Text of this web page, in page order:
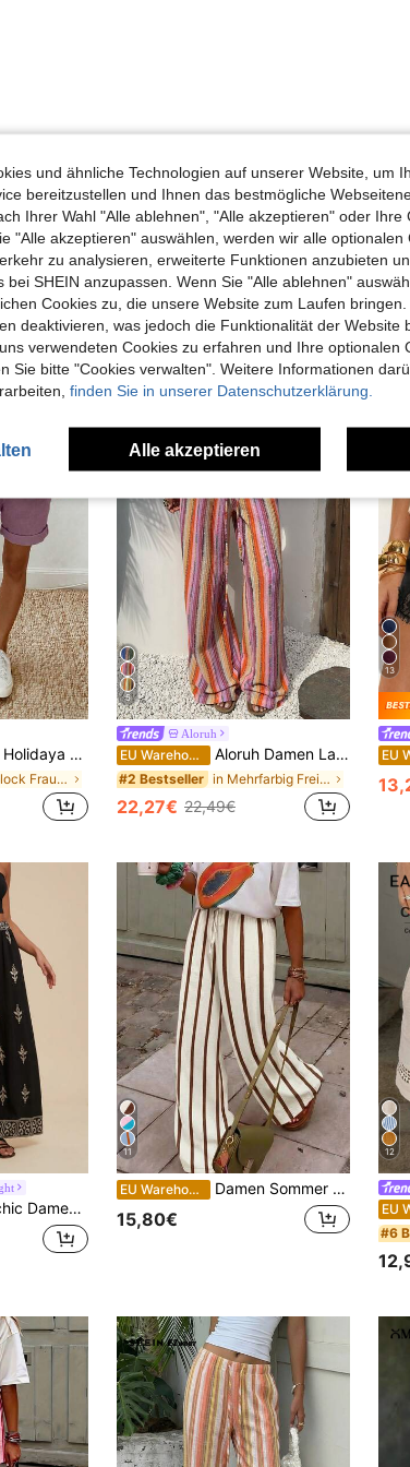
Hilfreich (0)
Ansehen
Angeschaut
Saum Details, für einen entspannten aber stilvollen Look, geeignet für tägliche Ausflüge, Urlaub oder leichte Lässig Anlässe, ein vielseitiges Teil in der Kategorie Lässig Kordelzug Shorts, elegante Hose in Khaki Farbe und weite Schlankheits Hosen.
in Farbblock Frauen Shorts
5
Aloruh
EU Warehouse Aloruh Damen Lange Satin Rock in Retro-Stil mit niedriger Taille, vielseitig einsetzbar in Braun meliert
#2 Bestseller in Mehrfarbig Freizeithose
22,27€ 22,49€
13
Rave, geeignet für Urlaub, Nachmittagstee, Hochzeitssaison, Strandurlaub, Städtereise, Boho-Urlaub, Musikfestival, Strandmode, Ostern, Strand für Damen, Elegante Hose für Damen, Urlaub, Konzert Damen, Tropischer Urlaub, Urlaub, Boho, für Frühling, Sommer und Herbst
11
EU Warehouse Damen Sommer Weite Beinhose, Hohe Taille Lässig Lose Strandhose, Boho Stil Rosa Vertikal Gestreift Gerade Beinhose Lang, Ibiza Stil, Vacationcore
15,80€
12
#6
und ähnliche Technologien auf unserer Website, um
bereitzustellen und Ihnen das bestmögliche
Ihrer Wahl "Alle ablehnen", "Alle akzeptieren" oder Ihre
"Alle akzeptieren" auswählen, werden wir alle
zu analysieren, erweiterte Funktionen anzubieten
bei SHEIN anzupassen. Wenn Sie "Alle ablehnen"
Cookies zu, die unsere Website zum Laufen
deaktivieren, was jedoch die Funktionalität der Website
verwendeten Cookies zu erfahren und Ihre optionalen
Sie bitte "Cookies verwalten". Weitere Informationen
finden Sie in unserer Datenschutzerklärung.
Alle akzeptieren